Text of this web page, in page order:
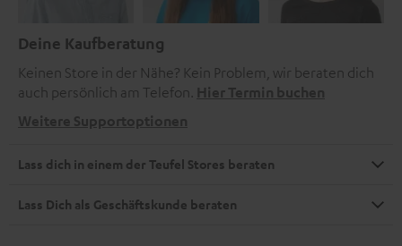
Deine Kaufberatung
Keinen Store in der Nähe? Kein Problem, wir beraten dich
auch persönlich am Telefon. Hier Termin buchen
Weitere Supportoptionen
Lass dich in einem der Teufel Stores beraten
Lass Dich als Geschäftskunde beraten